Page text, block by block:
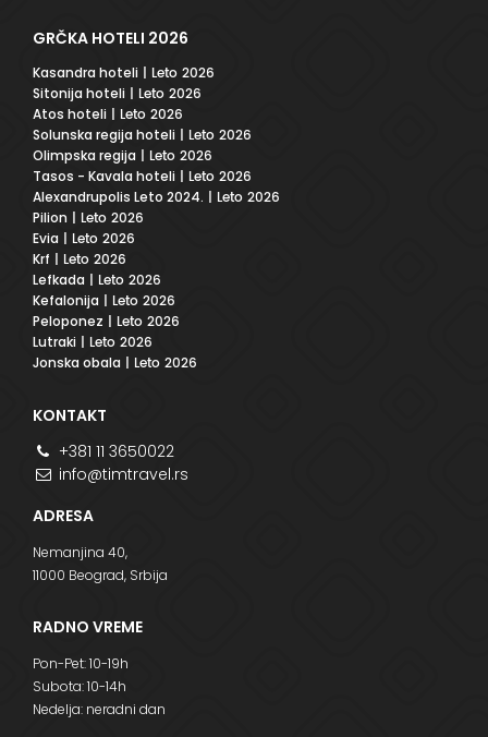
GRČKA HOTELI 2026
Kasandra hoteli | Leto 2026
Sitonija hoteli | Leto 2026
Atos hoteli | Leto 2026
Solunska regija hoteli | Leto 2026
Olimpska regija | Leto 2026
Tasos - Kavala hoteli | Leto 2026
Alexandrupolis Leto 2024. | Leto 2026
Pilion | Leto 2026
Evia | Leto 2026
Krf | Leto 2026
Lefkada | Leto 2026
Kefalonija | Leto 2026
Peloponez | Leto 2026
Lutraki | Leto 2026
Jonska obala | Leto 2026
KONTAKT
+381 11 3650022
info@timtravel.rs
ADRESA
Nemanjina 40,
11000 Beograd, Srbija
RADNO VREME
Pon-Pet: 10-19h
Subota: 10-14h
Nedelja: neradni dan